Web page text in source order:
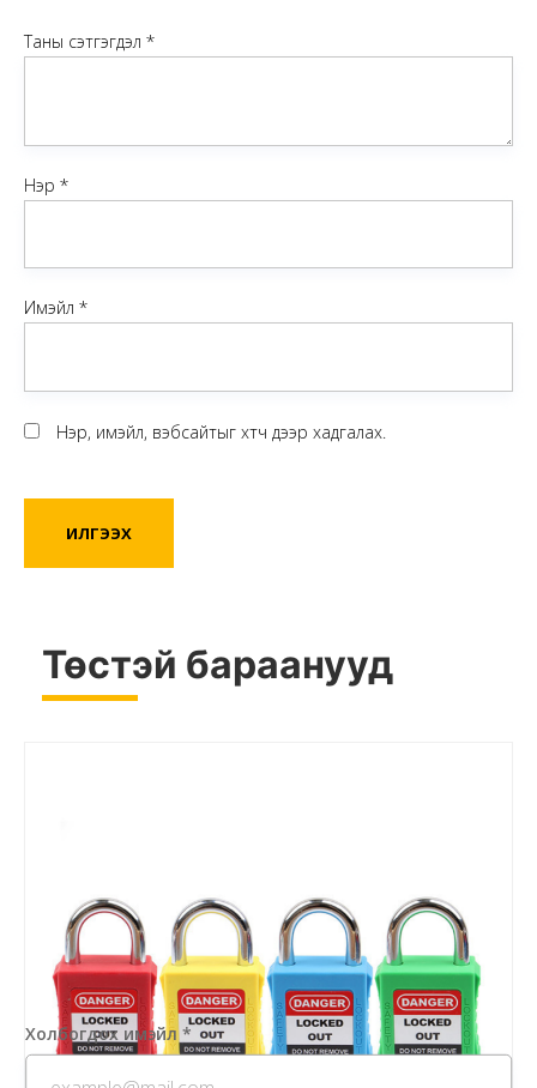
Таны сэтгэгдэл *
Нэр *
Имэйл *
Нэр, имэйл, вэбсайтыг хөтөч дээр хадгалах.
Төстэй бараанууд
Холбогдох имэйл*